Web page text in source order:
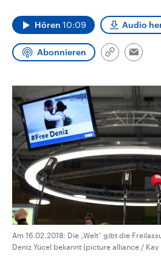
und Hintergründe zu den Parteien
und Kandidaten der anstehenden
Wahl.
Sendungen Programm
Audio-Archiv
Hören 10:09 Audio
Abonnieren
Link
Email
Am 16.02.2018: Die „Welt“ gibt die
Deniz Yücel bekannt (picture alliance /